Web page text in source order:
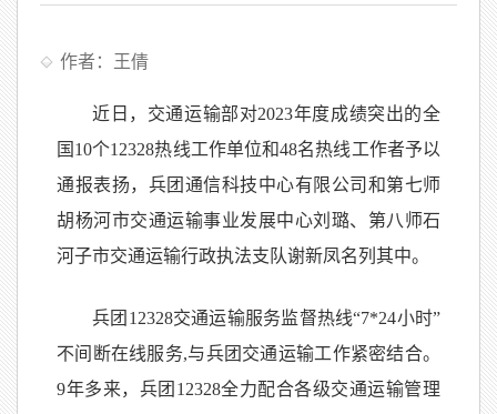
作者：王倩
近日，交通运输部对2023年度成绩突出的全
国10个12328热线工作单位和48名热线工作者予以
通报表扬，兵团通信科技中心有限公司和第七师
胡杨河市交通运输事业发展中心刘璐、第八师石
河子市交通运输行政执法支队谢新凤名列其中。
兵团12328交通运输服务监督热线“7*24小时”
不间断在线服务,与兵团交通运输工作紧密结合。
9年多来，兵团12328全力配合各级交通运输管理